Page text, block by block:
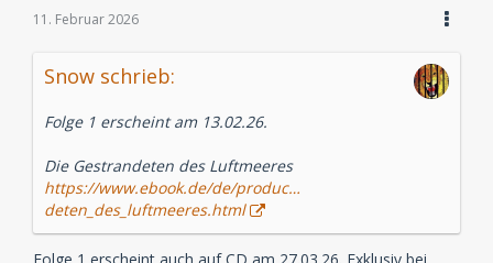
11. Februar 2026
Snow schrieb:
Folge 1 erscheint am 13.02.26.
Die Gestrandeten des Luftmeeres
https://www.ebook.de/de/produc…
deten_des_luftmeeres.html
Folge 1 erscheint auch auf CD am 27.03.26. Exklusiv bei